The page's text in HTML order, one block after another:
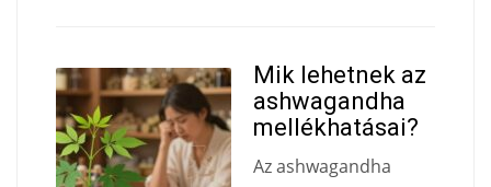
Mik lehetnek az
ashwagandha
mellékhatásai​?
Az ashwagandha